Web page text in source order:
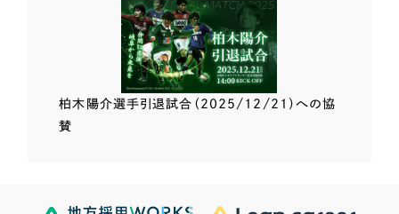
柏木陽介選手引退試合（2025/12/21）への協
賛